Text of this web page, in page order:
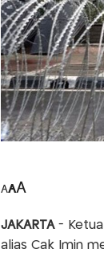
AAA
JAKARTA -
alias Cak Imin